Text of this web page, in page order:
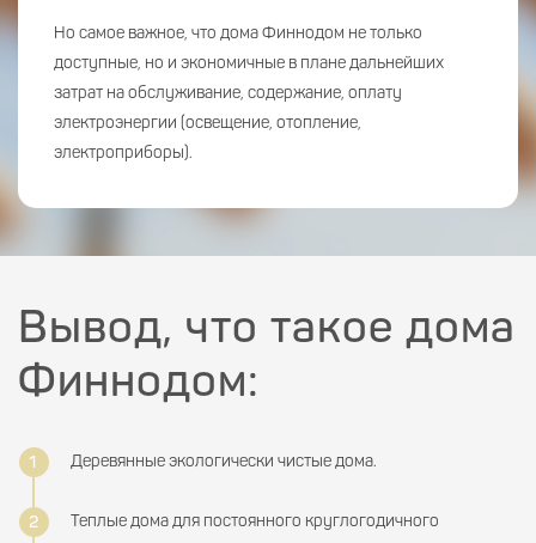
Но самое важное, что дома Финнодом не только
доступные, но и экономичные в плане дальнейших
затрат на обслуживание, содержание, оплату
электроэнергии (освещение, отопление,
электроприборы).
Вывод, что такое дома
Финнодом:
Деревянные экологически чистые дома.
Теплые дома для постоянного круглогодичного